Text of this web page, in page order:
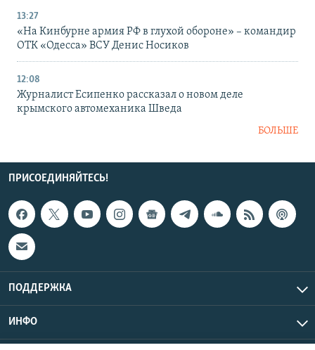
13:27
«На Кинбурне армия РФ в глухой обороне» – командир
ОТК «Одесса» ВСУ Денис Носиков
12:08
Журналист Есипенко рассказал о новом деле
крымского автомеханика Шведа
БОЛЬШЕ
ПРИСОЕДИНЯЙТЕСЬ!
ПОДДЕРЖКА
ИНФО